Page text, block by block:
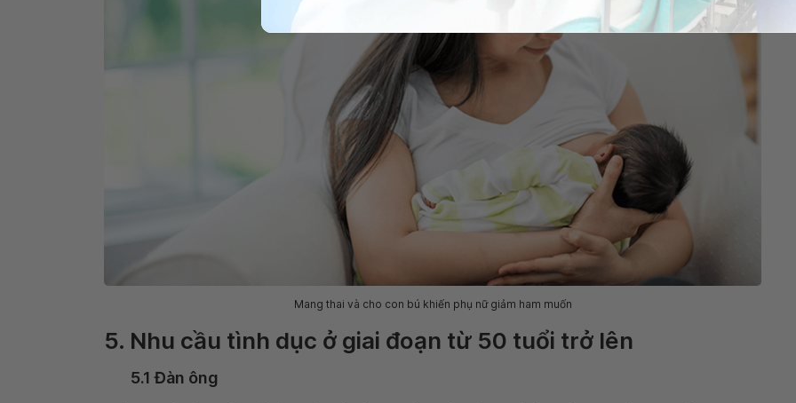
Mang thai và cho con bú khiến phụ nữ giảm ham muốn
5. Nhu cầu tình dục ở giai đoạn từ 50 tuổi trở lên
5.1 Đàn ông